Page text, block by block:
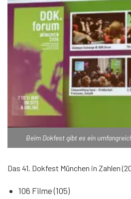
Beim Dokfest gibt es ein
Das 41. Dokfest München in Zahlen
106 Filme (105)